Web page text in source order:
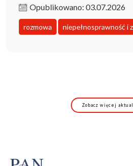
Opublikowano: 03.07.2026
rozmowa niepełnosprawność i
Zobacz więcej